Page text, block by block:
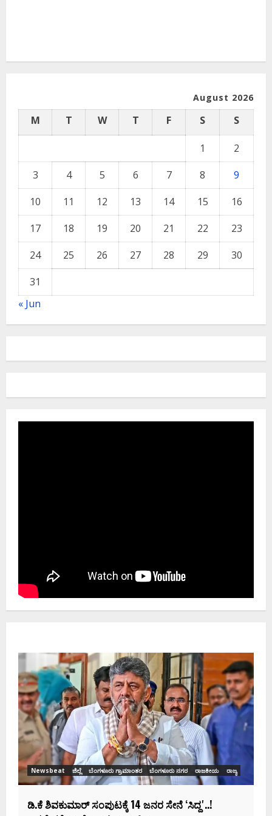
August 2026
M T W T F S S
1
2
3
4 5 6 7 8
9
10
11 12 13 14 15
16
17
18 19 20 21 22
23
24
25 26 27 28 29
30
31
« Jun
Newsbeat ಜಿಲ್ಲೆ ರಾಜಕೀಯ ರಾಜ್ಯ
ಡಿಕೆಶಿ ಜತೆ 14 ಮಂದಿ ಪ್ರಮಾಣವಚನ ಸಾಧ್ಯತೆ.. ಇಲ್ಲಿದೆ
ಸಂಭಾವ್ಯ ಸಚಿವರ ಫೈನಲ್ ಲಿಸ್ಟ್‌!
Ashwaveega June 3, 2026 0